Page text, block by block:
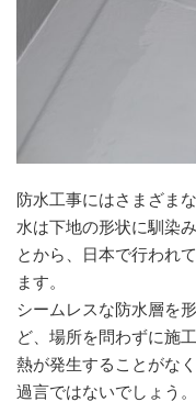
防水工事にはさまざま
水は下地の形状に馴染
とから、日本で行われ
ます。
シームレスな防水層を
ど、場所を問わずに施
熱が発生することがな
過言ではないでしょう。